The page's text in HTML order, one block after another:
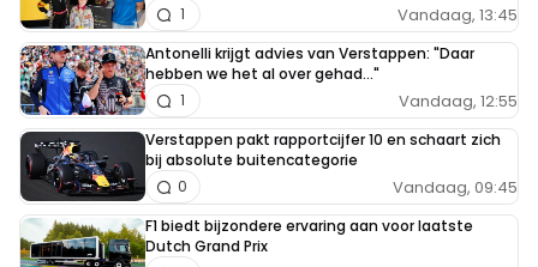
Vandaag, 13:45
1
Antonelli krijgt advies van Verstappen: "Daar
hebben we het al over gehad..."
Vandaag, 12:55
1
Verstappen pakt rapportcijfer 10 en schaart zich
bij absolute buitencategorie
Vandaag, 09:45
0
F1 biedt bijzondere ervaring aan voor laatste
Dutch Grand Prix